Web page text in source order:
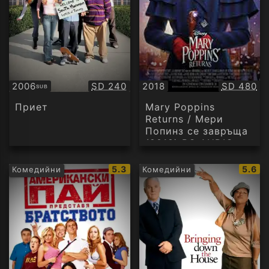
2006SUB
Субтитри Качество:
SD 240
Приет
2018 SD 480
Mary Poppins
Returns / Мери
Попинз се завръща
(2018) BG AUDIO
Комедийни
IMDb
рейтинг:
5.3 Комедийни
IMDb
5.6